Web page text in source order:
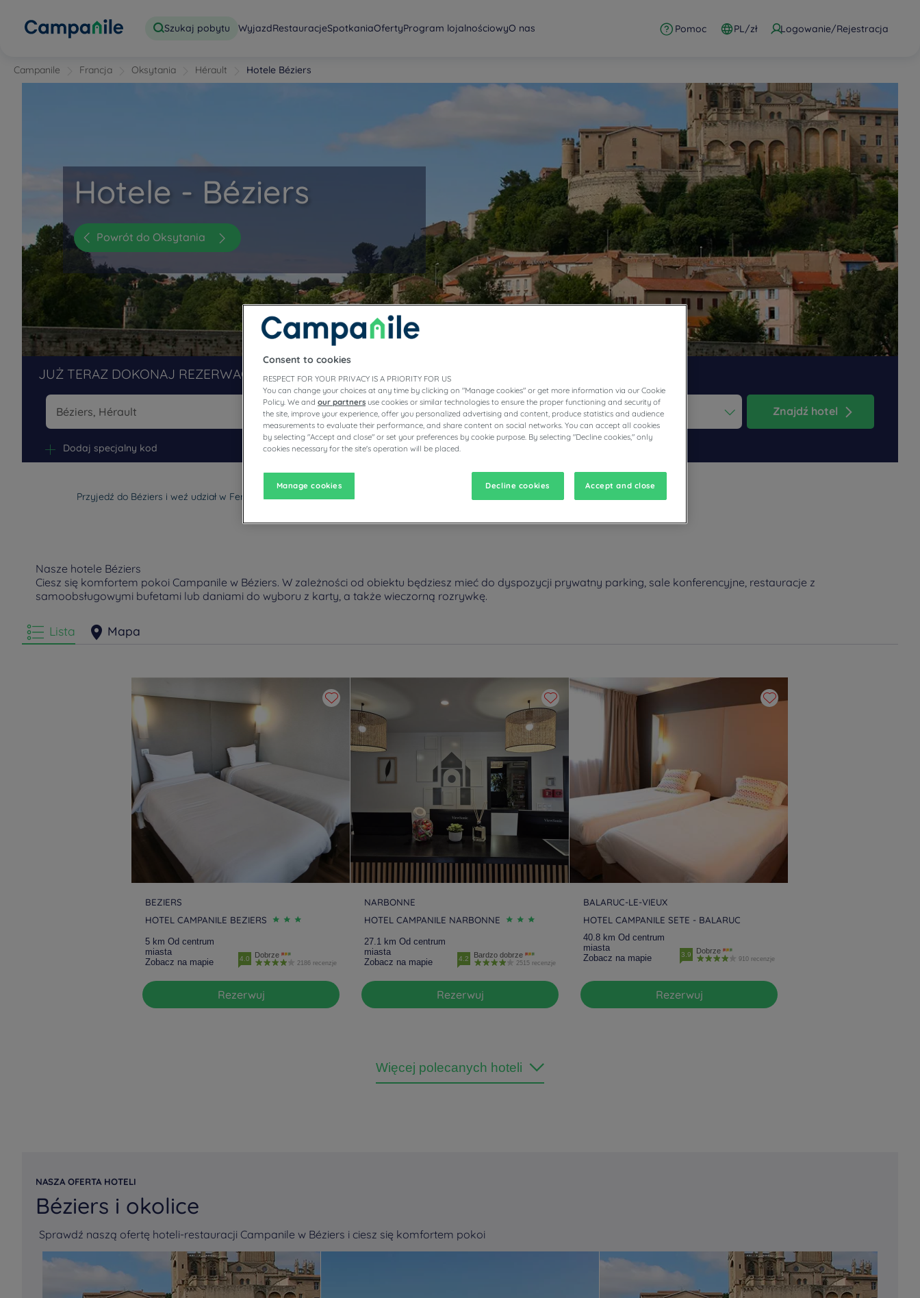
Szukaj pobytu WyjazdRestauracjeSpotkaniaOfertyProgram lojalnościowyO nas Pomoc PL/zł Logowanie/Rejestracja
Campanile Francja Oksytania Hérault Hotele Béziers
Hotele - Béziers
Powrót do Oksytania
JUŻ TERAZ DOKONAJ REZERWACJI W NASZYCH HOTELACH CAMPANILE
Navigate forward to interact with the calendar and select a date. Press the question mark key to get the keyboard shortcuts for
Navigate backward to interact with the calendar and select a date. Press the question mark key to get the
Znajdź hotel
Dodaj specjalny kod
Przyjedź do Béziers i weź udział w Ferii, gromadzącej w sierpniu milion turystów! To jak Karnawał w Rio lub w Wenecji!
Nasze hotele Béziers
Ciesz się komfortem pokoi Campanile w Béziers. W zależności od obiektu będziesz mieć do dyspozycji prywatny parking, sale konferencyjne, restauracje z
samoobsługowymi bufetami lub daniami do wyboru z karty, a także wieczorną rozrywkę.
Lista Mapa
BEZIERS
HOTEL CAMPANILE BEZIERS
5 km Od centrum
miasta
Zobacz na mapie
4.0 Dobrze
2186 recenzje
Rezerwuj
NARBONNE
HOTEL CAMPANILE NARBONNE
27.1 km Od centrum
miasta
Zobacz na mapie
4.2 Bardzo dobrze
2515 recenzje
Rezerwuj
BALARUC-LE-VIEUX
HOTEL CAMPANILE SETE - BALARUC
40.8 km Od centrum
miasta
Zobacz na mapie
3.9 Dobrze
910 recenzje
Rezerwuj
Więcej polecanych hoteli
NASZA OFERTA HOTELI
Béziers i okolice
Sprawdź naszą ofertę hoteli-restauracji Campanile w Béziers i ciesz się komfortem pokoi
Consent to cookies
RESPECT FOR YOUR PRIVACY IS A PRIORITY FOR US
You can change your choices at any time by clicking on "Manage cookies" or get more information via our Cookie
Policy. We and our partners use cookies or similar technologies to ensure the proper functioning and security of
the site, improve your experience, offer you personalized advertising and content, produce statistics and audience
measurements to evaluate their performance, and share content on social networks. You can accept all cookies
by selecting "Accept and close" or set your preferences by cookie purpose. By selecting "Decline cookies," only
cookies necessary for the site's operation will be placed.
Manage cookies Decline cookies Accept and close